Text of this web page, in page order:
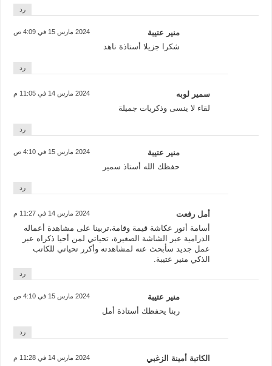
رد
منير عتيبة 2024 مارس 15 في 4:09 ص
شكرا جزيلا أستاذة ناهد
رد
سمير لوبه 2024 مارس 14 في 11:05 م
لقاء لا ينسى وذكريات جميلة
رد
منير عتيبة 2024 مارس 15 في 4:10 ص
حفظك الله أستاذ سمير
رد
أمل رفعت 2024 مارس 14 في 11:27 م
أسامة أنور عكاشة قيمة وقامة،تربينا على مشاهدة أعماله
الدرامية عبر الشاشة الصغيرة، تحياتي لمن أحيا ذكراه عبر
عمل جديد سأبحث عنه لمشاهدته وأكرر تحياتي للكاتب
الذكي منير عتيبة.
رد
منير عتيبة 2024 مارس 15 في 4:10 ص
ربنا يحفظك أستاذة أمل
رد
الكاتبة أمينة الزغبي 2024 مارس 14 في 11:28 م